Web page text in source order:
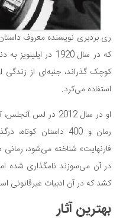
ری بردبری نویسنده معروف
که در سال 1920 در
کوچک گذراند، جنبه‌ای از
استفاده می‌کرد.
فارنهایت» شناخته می‌شود،
در آن می‌سوزند نامگذاری شده
کشد که در آن ادبیات غیرقانونی
بهترین آثار